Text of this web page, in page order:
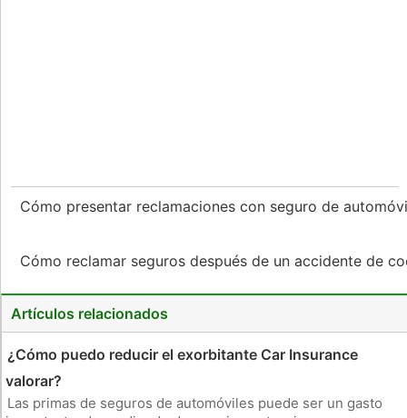
Cómo presentar reclamaciones con seguro de
Cómo reclamar seguros después de un accidente de
Artículos relacionados
¿Cómo puedo reducir el exorbitante Car Insurance
valorar?
Las primas de seguros de automóviles puede ser un gasto